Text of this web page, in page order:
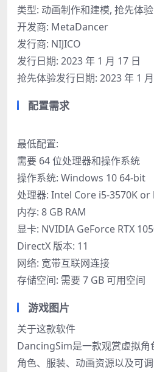
类型: 动画制作和建模, 抢先体验
开发商: MetaDancer
发行商: NIJICO
发行日期: 2023 年 1 月 17 日
抢先体验发行日期: 2023 年 1
配置需求
最低配置:
需要 64 位处理器和操作系统
操作系统: Windows 10 64-bit
处理器: Intel Core i5-3570K
内存: 8 GB RAM
显卡: NVIDIA GeForce RTX
DirectX 版本: 11
网络: 宽带互联网连接
存储空间: 需要 7 GB 可用空间
游戏图片
关于这款软件
DancingSim是一款观赏虚拟角
角色、服装、动画资源以及可